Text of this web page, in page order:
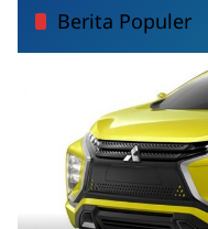
Berita Populer